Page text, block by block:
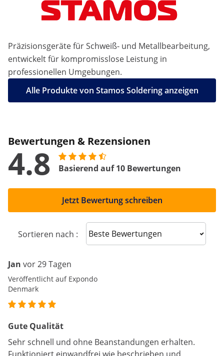
Präzisionsgeräte für Schweiß- und Metallbearbeitung,
entwickelt für kompromisslose Leistung in
professionellen Umgebungen.
Alle Produkte von Stamos Soldering anzeigen
Bewertungen & Rezensionen
4.8 Basierend auf 10 Bewertungen
Jetzt Bewertung schreiben
Sortieren nach : Sort reviews
Jan vor 29 Tagen
Veröffentlicht auf Expondo
Denmark
Gute Qualität
Sehr schnell und ohne Beanstandungen erhalten.